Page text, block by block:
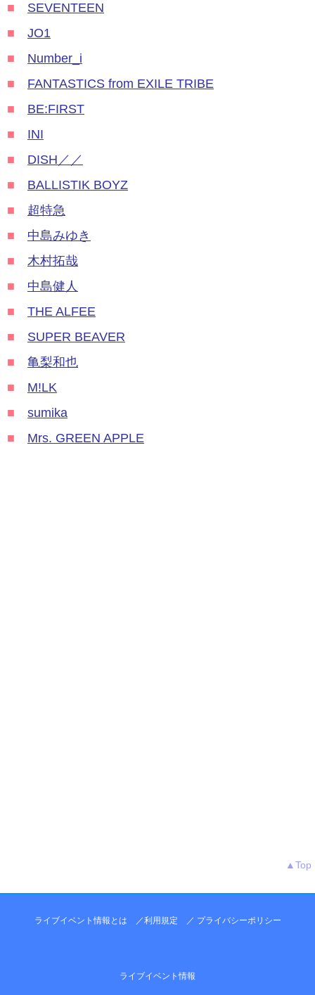
■
SEVENTEEN
■
JO1
■
Number_i
■
FANTASTICS from EXILE TRIBE
■
BE:FIRST
■
INI
■
DISH／／
■
BALLISTIK BOYZ
■
超特急
■
中島みゆき
■
木村拓哉
■
中島健人
■
THE ALFEE
■
SUPER BEAVER
■
亀梨和也
■
M!LK
■
sumika
■
Mrs. GREEN APPLE
▲Top
ライブイベント情報とは ／利用規定 ／ プライバシーポリシー
ライブイベント情報